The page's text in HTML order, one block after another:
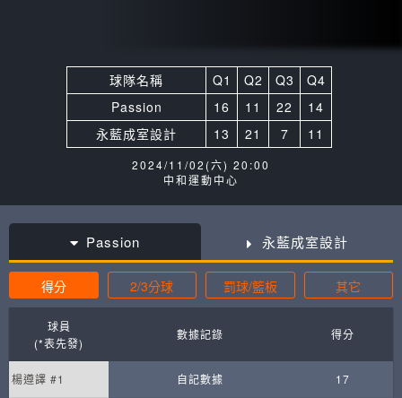
球隊名稱 Q1 Q2 Q3
Q4
Passion
16 11 22
14
永藍成室設計
13 21 7 11
2024/11/02(六) 20:00
中和運動中心
Passion 永藍成室設計
得分 2/3分球 罰球/籃板 其它
球員
(*表先發)
數據記錄 得分
楊遵譯 #1 自記數據 17